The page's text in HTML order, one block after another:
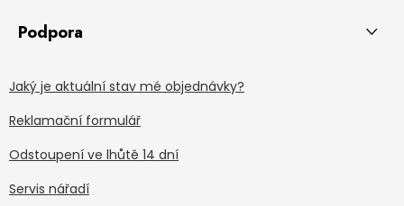
Podpora
Jaký je aktuální stav mé objednávky?
Reklamační formulář
Odstoupení ve lhůtě 14 dní
Servis nářadí